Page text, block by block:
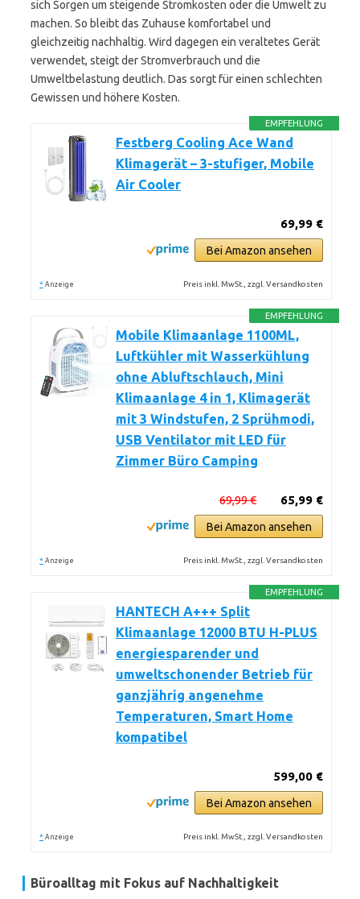
sich Sorgen um steigende Stromkosten oder die Umwelt zu
machen. So bleibt das Zuhause komfortabel und
gleichzeitig nachhaltig. Wird dagegen ein veraltetes Gerät
verwendet, steigt der Stromverbrauch und die
Umweltbelastung deutlich. Das sorgt für einen schlechten
Gewissen und höhere Kosten.
EMPFEHLUNG
Festberg Cooling Ace Wand
Klimagerät – 3-stufiger, Mobile
Air Cooler
69,99 €
Bei Amazon ansehen
* Anzeige Preis inkl. MwSt., zzgl. Versandkosten
EMPFEHLUNG
Mobile Klimaanlage 1100ML,
Luftkühler mit Wasserkühlung
ohne Abluftschlauch, Mini
Klimaanlage 4 in 1, Klimagerät
mit 3 Windstufen, 2 Sprühmodi,
USB Ventilator mit LED für
Zimmer Büro Camping
65,99 €
69,99 €
Bei Amazon ansehen
* Anzeige Preis inkl. MwSt., zzgl. Versandkosten
EMPFEHLUNG
HANTECH A+++ Split
Klimaanlage 12000 BTU H-PLUS
energiesparender und
umweltschonender Betrieb für
ganzjährig angenehme
Temperaturen, Smart Home
kompatibel
599,00 €
Bei Amazon ansehen
* Anzeige Preis inkl. MwSt., zzgl. Versandkosten
Büroalltag mit Fokus auf Nachhaltigkeit